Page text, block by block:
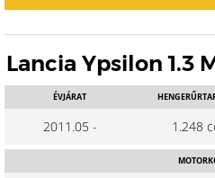
Lancia Ypsilon 1.3
ÉVJÁRAT
2011.05 - 1.248